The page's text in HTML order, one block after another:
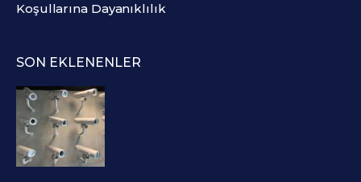
Koşullarına Dayanıklılık
SON EKLENENLER